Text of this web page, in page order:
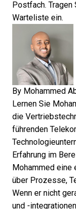
Postfach.
Warteliste ein.
By Mohammed
Lernen Sie
die
führenden
Erfahrung im
Mohammed
über Prozesse,
Wenn er nicht
und -